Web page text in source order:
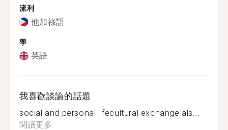
流利
他加祿語
學
英語
我喜歡談論的話題
social and personal lifecultural exchange als...
閱讀更多